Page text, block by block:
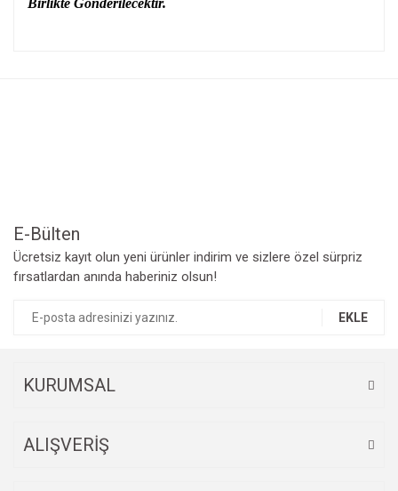
Birlikte Gönderilecektir.
E-Bülten
Ücretsiz kayıt olun yeni ürünler indirim ve sizlere özel sürpriz
fırsatlardan anında haberiniz olsun!
EKLE
KURUMSAL
ALIŞVERİŞ